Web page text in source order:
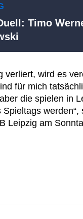
Timo
verliert, wird es
für mich
die spielen in
Spieltags
Leipzig am